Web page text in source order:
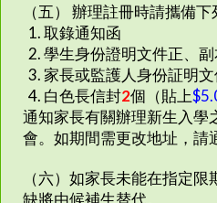
（五） 辦理註冊時請攜備下
1. 取錄通知函
2. 學生身份證明文件正、副
3. 家長或監護人身份証明
4. 白色長信封2個（貼上
通知家長有關辦理新生入學
會。如期間需更改地址，請
（六）如家長未能在指定
缺將由候補生替代。